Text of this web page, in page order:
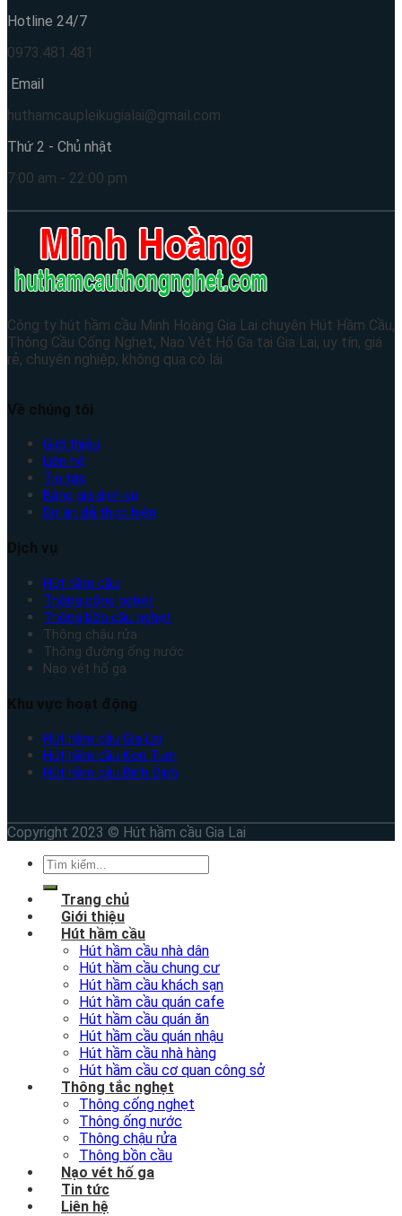
Hotline 24/7
0973.481.481
Email
huthamcaupleikugialai@gmail.com
Thứ 2 - Chủ nhật
7:00 am - 22:00 pm
Công ty hút hầm cầu Minh Hoàng Gia Lai chuyên Hút Hầm Cầu,
Thông Cầu Cống Nghẹt, Nạo Vét Hố Ga tại Gia Lai, uy tín, giá
rẻ, chuyên nghiệp, không qua cò lái
Về chúng tôi
Giới thiệu
Liên hệ
Tin tức
Bảng giá dịch vụ
Dự án đã thực hiện
Dịch vụ
Hút hầm cầu
Thông cống nghẹt
Thông bồn cầu nghẹt
Thông chậu rửa
Thông đường ống nước
Nạo vét hố ga
Khu vực hoạt động
Hút hầm cầu Gia Lai
Hút hầm cầu Kon Tum
Hút hầm cầu Bình Định
Copyright 2023 © Hút hầm cầu Gia Lai
Trang chủ
Giới thiệu
Hút hầm cầu
Hút hầm cầu nhà dân
Hút hầm cầu chung cư
Hút hầm cầu khách sạn
Hút hầm cầu quán cafe
Hút hầm cầu quán ăn
Hút hầm cầu quán nhậu
Hút hầm cầu nhà hàng
Hút hầm cầu cơ quan công sở
Thông tắc nghẹt
Thông cống nghẹt
Thông ống nước
Thông chậu rửa
Thông bồn cầu
Nạo vét hố ga
Tin tức
Liên hệ